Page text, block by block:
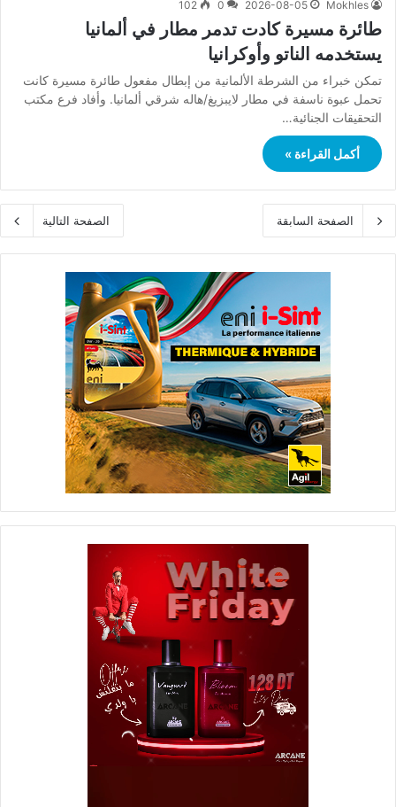
Mokhles
2026-08-05
0
102
طائرة مسيرة كادت تدمر مطار في ألمانيا
يستخدمه الناتو وأوكرانيا
تمكن خبراء من الشرطة الألمانية من إبطال مفعول طائرة مسيرة كانت
تحمل عبوة ناسفة في مطار لايبزيغ/هاله شرقي ألمانيا. وأفاد فرع مكتب
التحقيقات الجنائية…
أكمل القراءة »
الصفحة السابقة الصفحة التالية